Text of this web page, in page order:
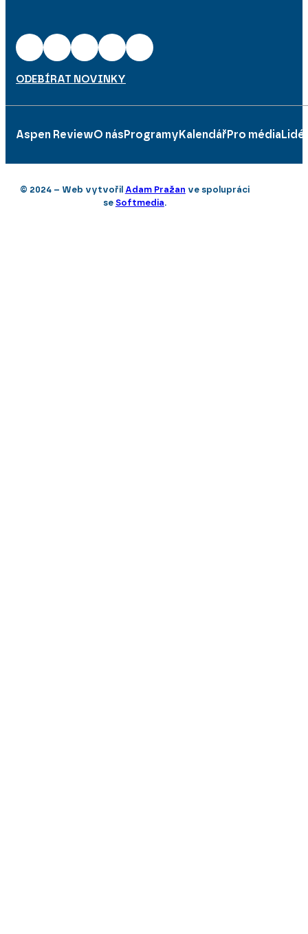
ODEBÍRAT NOVINKY
Aspen ReviewO nás Programy Kalendář Pro média Lidé
© 2024 – Web vytvořil Adam Pražan ve spolupráci
se Softmedia.